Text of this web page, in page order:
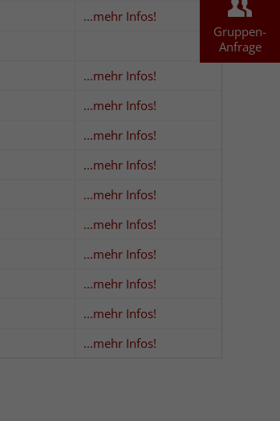
Gruppen-
Anfrage
...mehr Infos!
...mehr Infos!
...mehr Infos!
...mehr Infos!
...mehr Infos!
...mehr Infos!
...mehr Infos!
...mehr Infos!
...mehr Infos!
...mehr Infos!
...mehr Infos!